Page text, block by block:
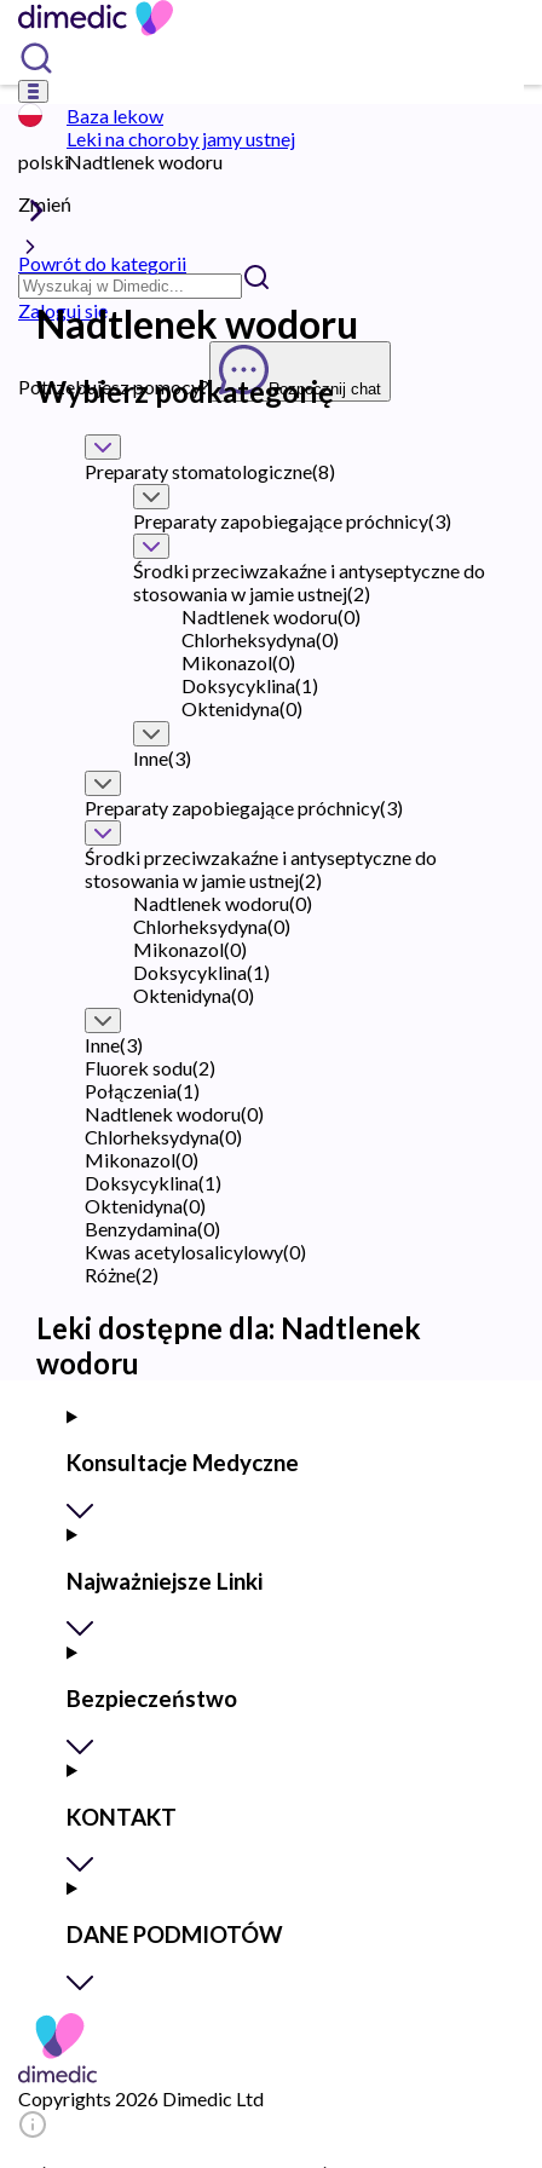
polski
Zmień
Zaloguj się
Potrzebujesz pomocy? Rozpocznij chat
Baza lekow
Leki na choroby jamy ustnej
Nadtlenek wodoru
Powrót do kategorii
Nadtlenek wodoru
Wybierz podkategorię
Preparaty stomatologiczne(8)
Preparaty zapobiegające próchnicy(3)
Środki przeciwzakaźne i antyseptyczne do
stosowania w jamie ustnej(2)
Nadtlenek wodoru(0)
Chlorheksydyna(0)
Mikonazol(0)
Doksycyklina(1)
Oktenidyna(0)
Inne(3)
Preparaty zapobiegające próchnicy(3)
Środki przeciwzakaźne i antyseptyczne do
stosowania w jamie ustnej(2)
Nadtlenek wodoru(0)
Chlorheksydyna(0)
Mikonazol(0)
Doksycyklina(1)
Oktenidyna(0)
Inne(3)
Fluorek sodu(2)
Połączenia(1)
Nadtlenek wodoru(0)
Chlorheksydyna(0)
Mikonazol(0)
Doksycyklina(1)
Oktenidyna(0)
Benzydamina(0)
Kwas acetylosalicylowy(0)
Różne(2)
Leki dostępne dla: Nadtlenek
wodoru
Konsultacje Medyczne
Najważniejsze Linki
Bezpieczeństwo
KONTAKT
DANE PODMIOTÓW
Copyrights 2026 Dimedic Ltd